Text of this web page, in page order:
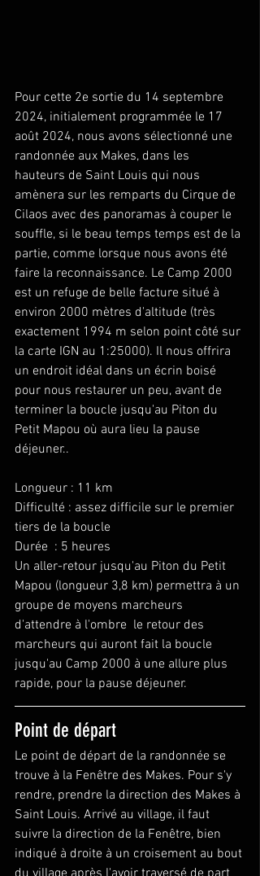
Pour cette 2e sortie du 14 septembre
2024, initialement programmée le 17
août 2024, nous avons sélectionné une
randonnée aux Makes, dans les
hauteurs de Saint Louis qui nous
amènera sur les remparts du Cirque de
Cilaos avec des panoramas à couper le
souffle, si le beau temps temps est de la
partie, comme lorsque nous avons été
faire la reconnaissance. Le Camp 2000
est un refuge de belle facture situé à
environ 2000 mètres d'altitude (très
exactement 1994 m selon point côté sur
la carte IGN au 1:25000). Il nous offrira
un endroit idéal dans un écrin boisé
pour nous restaurer un peu, avant de
terminer la boucle jusqu'au Piton du
Petit Mapou où aura lieu la pause
déjeuner..
Longueur : 11 km
Difficulté : assez difficile sur le premier
tiers de la boucle
Durée  : 5 heures
Un aller-retour jusqu'au Piton du Petit
Mapou (longueur 3,8 km) permettra à un
groupe de moyens marcheurs
d'attendre à l'ombre  le retour des
marcheurs qui auront fait la boucle
jusqu'au Camp 2000 à une allure plus
rapide, pour la pause déjeuner.
Point de départ
Le point de départ de la randonnée se
trouve à la Fenêtre des Makes. Pour s'y
rendre, prendre la direction des Makes à
Saint Louis. Arrivé au village, il faut
suivre la direction de la Fenêtre, bien
indiqué à droite à un croisement au bout